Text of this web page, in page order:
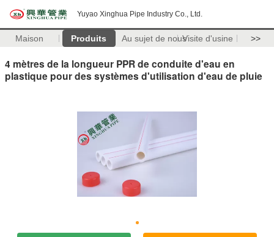
Yuyao Xinghua Pipe Industry Co., Ltd.
Maison Produits Au sujet de nousVisite d'usine >>
4 mètres de la longueur PPR de conduite d'eau en
plastique pour des systèmes d'utilisation d'eau de pluie